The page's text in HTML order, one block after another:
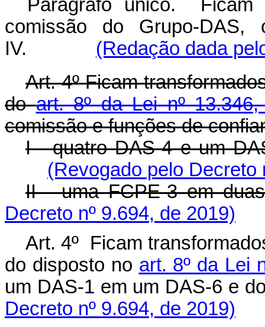
Parágrafo único.
comissão do Grupo-DAS,
IV. (Redação dada
Art. 4ºFicam
doart. 8º da Lei nº
comissão e funções de
I - quatro DAS-4 e um
(Revogado pelo Decreto
II - uma FCPE-3 em
Decreto nº 9.694, de 2019)
Art. 4º Ficam
do disposto no art. 8º da Lei
um DAS-1 em um DAS-6
Decreto nº 9.694, de 2019)